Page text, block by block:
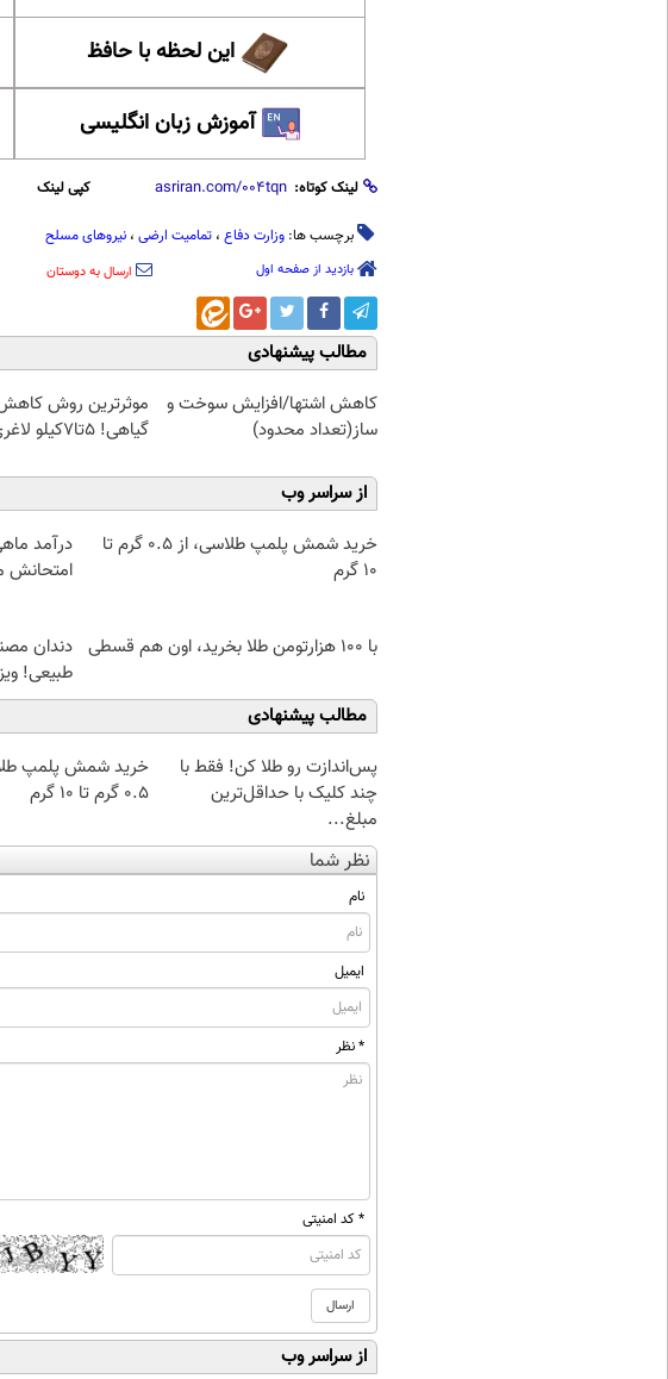
این لحظه با حافظ
آموزش زبان انگلیسی
لینک کوتاه: کپی لینک
برچسب ها: وزارت دفاع ، تمامیت ارضی ، نیروهای مسلح
بازدید از صفحه اول ارسال به دوستان
مطالب پیشنهادی
کاهش اشتها/افزایش سوخت و
ساز(تعداد محدود)
موثرترین روش
گیاهی! 5تا۷کیلو لاغری😍
از سراسر وب
خرید شمش پلمپ طلاسی، از ۰.۵ گرم تا
۱۰ گرم
امتحانش
با ۱۰۰ هزارتومن طلا بخرید، اون هم قسطی
دندان
طبیعی!
مطالب پیشنهادی
پس‌اندازت رو طلا کن! فقط با
چند کلیک با حداقل‌ترین
مبلغ...
خرید شمش پلمپ
۰.۵ گرم تا ۱۰ گرم
نظر شما
نام
ایمیل
* نظر
* کد امنیتی
از سراسر وب